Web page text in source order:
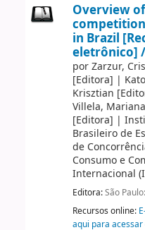
Overview of
in Brazil
eletrônico] /
porZarzur,
[Editora] |
Krisztian
Villela, Mariana
[Editora] |
Brasileiro de
de
Consumo e
Internacional
Editora:São
Recursos online:
aqui para